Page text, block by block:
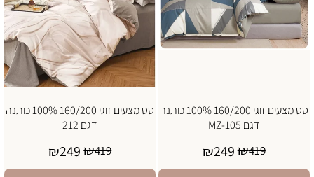
סט מצעים זוגי 160/200 100% כותנה
דגם MZ-105
₪419
₪249
סט מצעים זוגי 160/200 100% כותנה
דגם 212
₪419
₪249